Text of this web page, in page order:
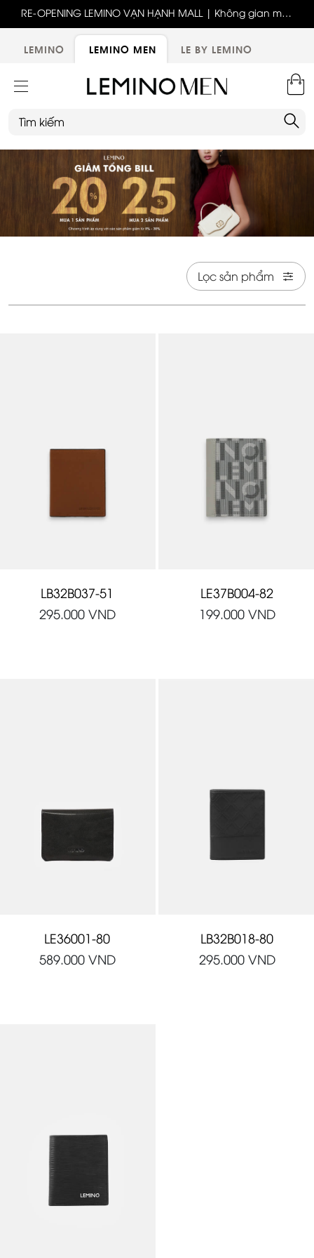
RE-OPENING LEMINO VẠN HẠNH MALL | Không gian mới,
trải nghiệm mới, ưu đãi tri ân đặc biệt
LEMINO
LEMINO MEN LE BY LEMINO
Lọc sản phẩm
LB32B037-51
295.000VND
LE37B004-82
199.000VND
LE36001-80
589.000VND
LB32B018-80
295.000VND